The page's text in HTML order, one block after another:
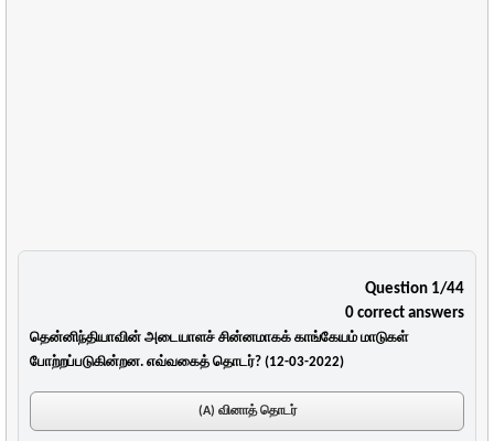
Question 1/44
0 correct answers
தென்னிந்தியாவின் அடையாளச் சின்னமாகக் காங்கேயம் மாடுகள்
போற்றப்படுகின்றன. எவ்வகைத் தொடர்? (12-03-2022)
(A) வினாத் தொடர்